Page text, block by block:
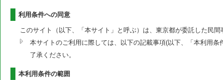
利用条件への同意
このサイト（以下、「本サイト」と呼ぶ）は、東京都が委託した民
本サイトのご利用に際しては、以下の記載事項(以下、「本利用
了承ください。
本利用条件の範囲